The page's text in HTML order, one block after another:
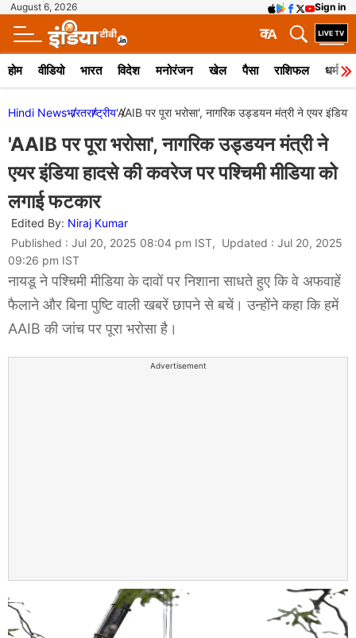
August 6, 2026 Sign in
A
क
होम वीडियो भारत विदेश मनोरंजन खेल पैसा राशिफल धर्म
Hindi Newsभारतराष्ट्रीय'AAIB पर पूरा भरोसा', नागरिक उड्डयन मंत्री ने एयर
'AAIB पर पूरा भरोसा', नागरिक उड्डयन मंत्री ने
एयर इंडिया हादसे की कवरेज पर पश्चिमी मीडिया को
लगाई फटकार
Edited By: Niraj Kumar
Published : Jul 20, 2025 08:04 pm IST, Updated : Jul 20, 2025
09:26 pm IST
नायडू ने पश्चिमी मीडिया के दावों पर निशाना साधते हुए कि वे अफवाहें
फैलाने और बिना पुष्टि वाली खबरें छापने से बचें। उन्होंने कहा कि हमें
AAIB की जांच पर पूरा भरोसा है।
Advertisement